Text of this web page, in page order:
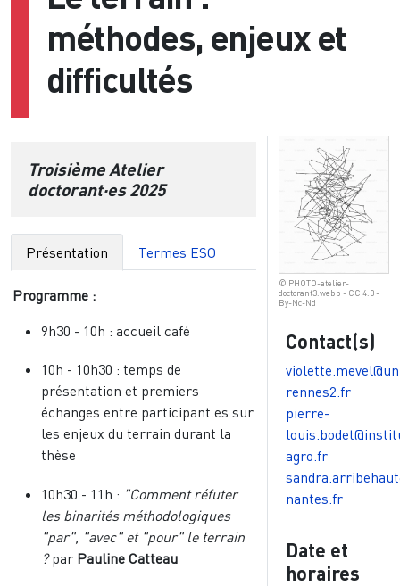
méthodes, enjeux et
difficultés
Troisième Atelier
doctorant·es 2025
Présentation Termes ESO
Programme :
9h30 - 10h : accueil café
10h - 10h30 : temps de
présentation et premiers
échanges entre participant.es sur
les enjeux du terrain durant la
thèse
10h30 - 11h : "Comment réfuter
les binarités méthodologiques
"par", "avec" et "pour" le terrain
?par Pauline Catteau
© PHOTO-atelier-
doctorant3.webp - CC 4.0 -
By-Nc-Nd
Contact(s)
rennes2.fr
pierre-
agro.fr
nantes.fr
Date et
horaires